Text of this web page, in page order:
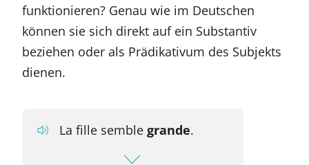
funktionieren? Genau wie im Deutschen
können sie sich direkt auf ein Substantiv
beziehen oder als Prädikativum des Subjekts
dienen.
La fille semble grande.